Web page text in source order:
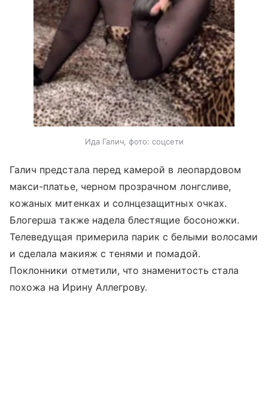
Ида Галич, фото: соцсети
Галич предстала перед камерой в леопардовом
макси-платье, черном прозрачном лонгсливе,
кожаных митенках и солнцезащитных очках.
Блогерша также надела блестящие босоножки.
Телеведущая примерила парик с белыми волосами
и сделала макияж с тенями и помадой.
Поклонники отметили, что знаменитость стала
похожа на Ирину Аллегрову.